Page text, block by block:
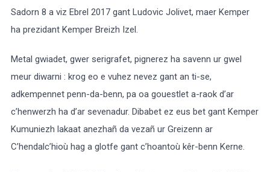
Sadorn 8 a viz Ebrel 2017 gant Ludovic Jolivet, maer Kemper
ha prezidant Kemper Breizh Izel.
Metal gwiadet, gwer serigrafet, pignerez ha savenn ur gwel
meur diwarni : krog eo e vuhez nevez gant an ti-se,
adkempennet penn-da-benn, pa oa gouestlet a-raok d’ar
c’henwerzh ha d’ar sevenadur. Dibabet ez eus bet gant Kemper
Kumuniezh lakaat anezhañ da vezañ ur Greizenn ar
C’hendalc’hioù hag a glotfe gant c’hoantoù kêr-benn Kerne.